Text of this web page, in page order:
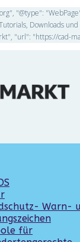
"@type":
Downloads
"url": "https://cad-
Warn-
für